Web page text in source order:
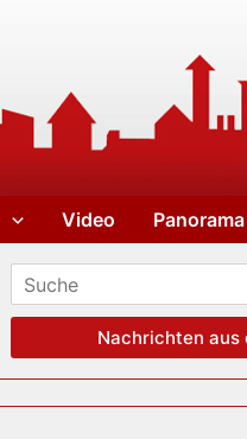
Video Panorama
Nachrichten aus